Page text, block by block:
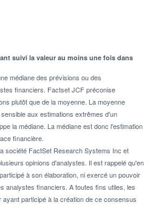
suivi la valeur au moins une fois dans
médiane des prévisions ou des
financiers. Factset JCF préconise
plutôt que de la moyenne. La moyenne
aux estimations extrêmes d'un
la médiane. La médiane est donc l'estimation
financière.
société FactSet Research Systems Inc et
opinions d'analystes. Il est rappelé qu'en
à son élaboration, ni exercé un pouvoir
analystes financiers. A toutes fins utiles, les
participé à la création de ce consensus